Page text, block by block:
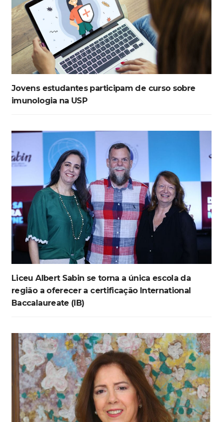
Jovens estudantes participam de curso sobre
imunologia na USP
Liceu Albert Sabin se torna a única escola da
região a oferecer a certificação International
Baccalaureate (IB)